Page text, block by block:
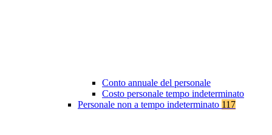
Conto annuale del personale
Costo personale tempo indeterminato
Personale non a tempo indeterminato 117